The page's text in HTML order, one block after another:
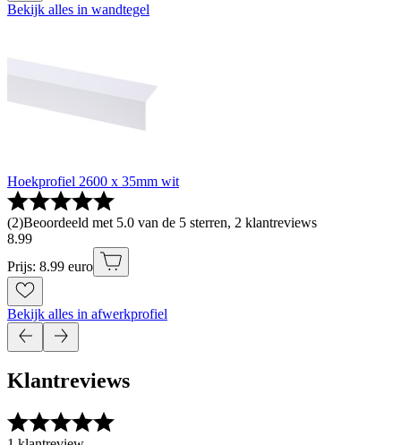
Bekijk alles in wandtegel
Hoekprofiel 2600 x 35mm wit
(2)Beoordeeld met 5.0 van de 5 sterren, 2 klantreviews
8.99
Prijs: 8.99 euro
Bekijk alles in afwerkprofiel
Klantreviews